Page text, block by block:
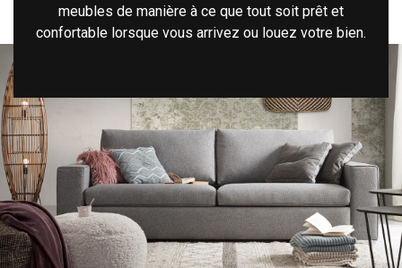
meubles de manière à ce que tout soit prêt et
confortable lorsque vous arrivez ou louez votre bien.